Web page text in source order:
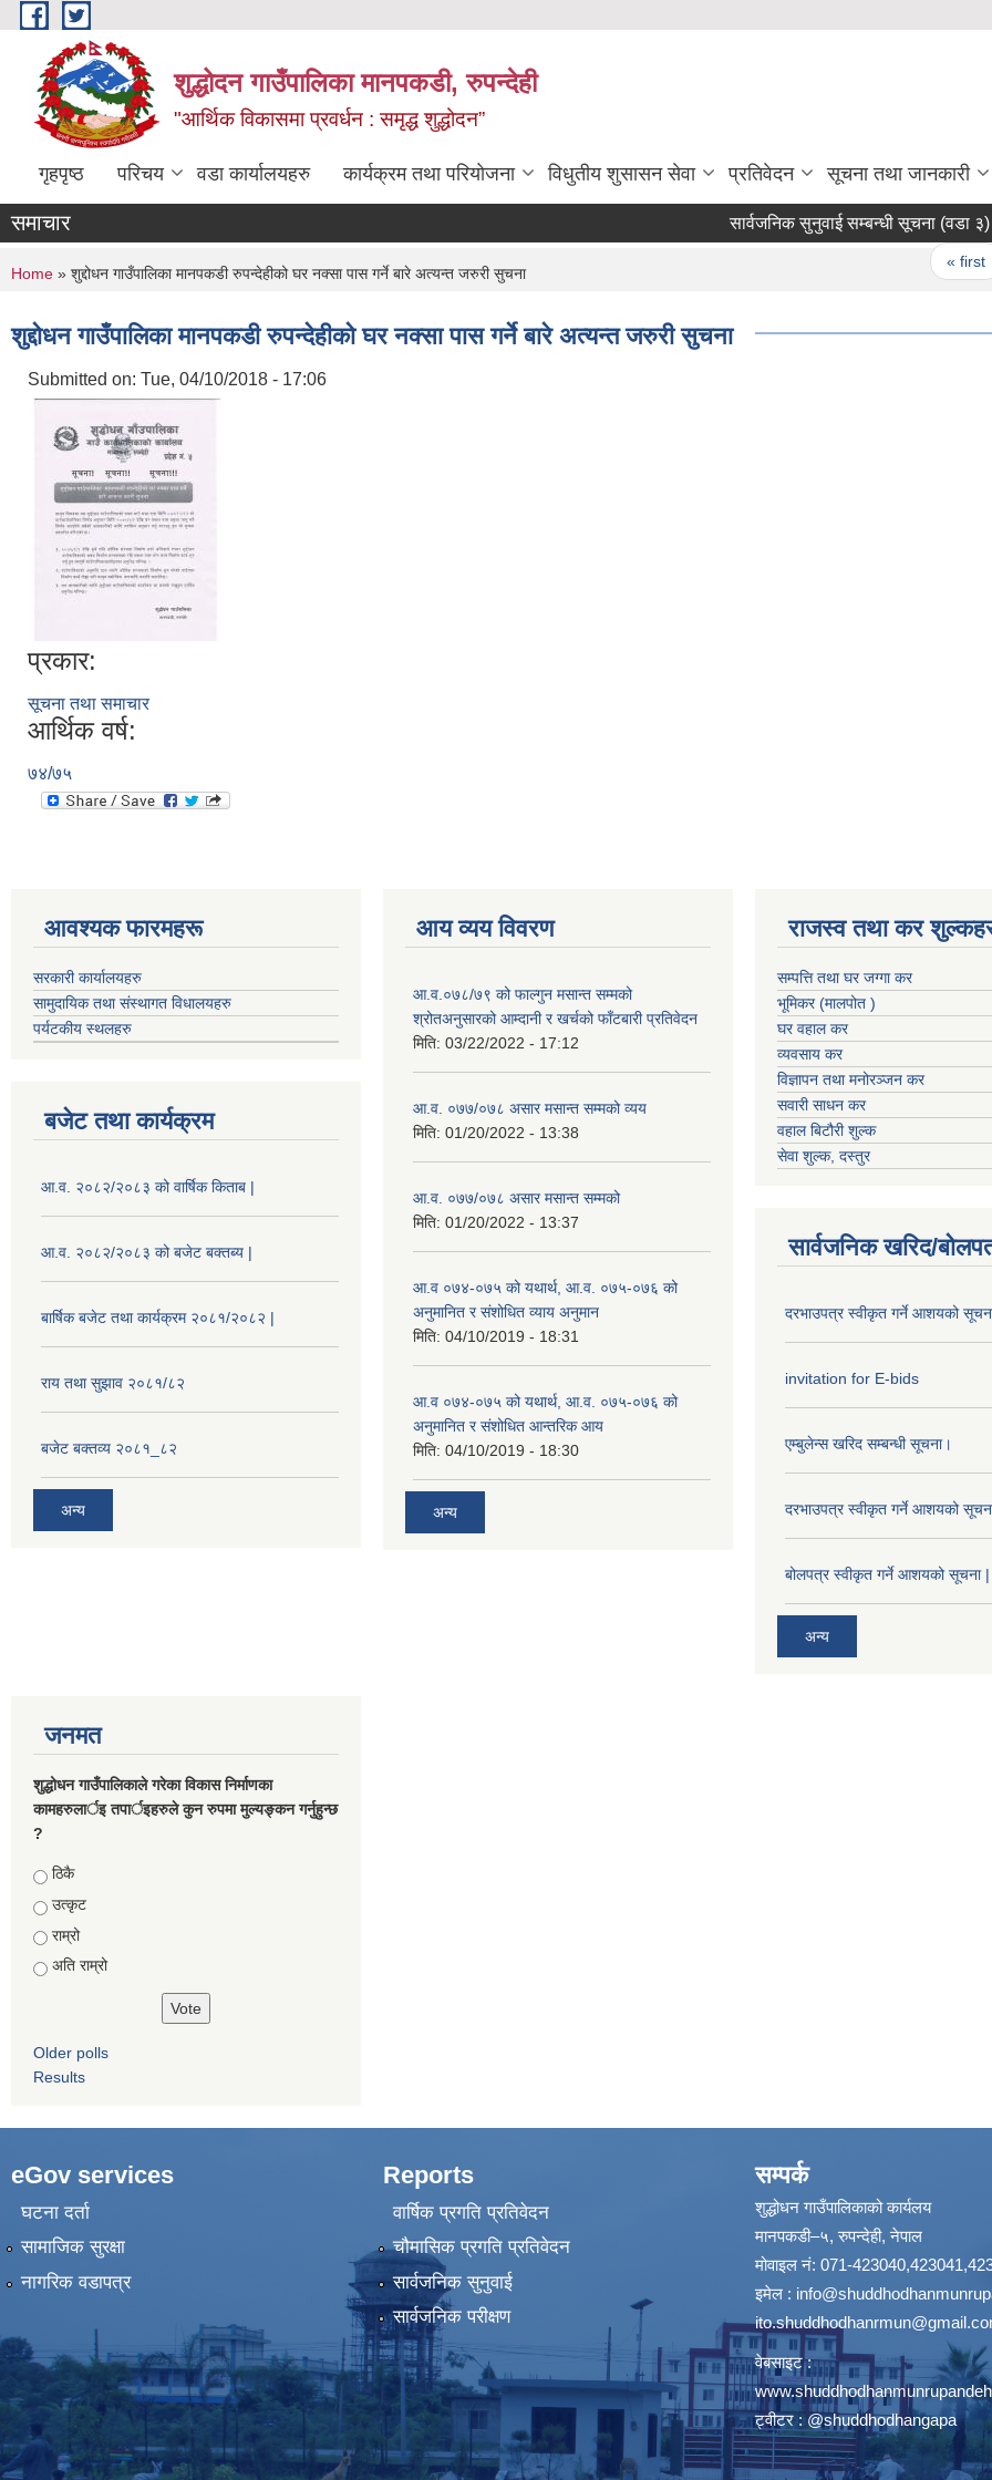
Skip to main content
शुद्धोदन गाउँपालिका मानपकडी, रुपन्देही
"आर्थिक विकासमा प्रवर्धन : समृद्ध शुद्धोदन”
गृहपृष्ठ परिचय वडा कार्यालयहरु कार्यक्रम तथा परियोजना विधुतीय शुसासन सेवा प्रतिवेदन सूचना तथा जानकारी
समाचार सार्वजनिक सुनुवाई सम्बन्धी सूचना (वडा ३)
You are here
Home » शुद्दोधन गाउँपालिका मानपकडी रुपन्देहीको घर नक्सा पास गर्ने बारे अत्यन्त जरुरी सुचना
शुद्दोधन गाउँपालिका मानपकडी रुपन्देहीको घर नक्सा पास गर्ने बारे अत्यन्त जरुरी सुचना
Submitted on: Tue, 04/10/2018 - 17:06
प्रकार:
सूचना तथा समाचार
आर्थिक वर्ष:
७४/७५
आवश्यक फारमहरू
सरकारी कार्यालयहरु
सामुदायिक तथा संस्थागत विधालयहरु
पर्यटकीय स्थलहरु
बजेट तथा कार्यक्रम
आ.व. २०८२/२०८३ को वार्षिक किताब |
आ.व. २०८२/२०८३ को बजेट बक्तब्य |
बार्षिक बजेट तथा कार्यक्रम २०८१/२०८२ |
राय तथा सुझाव २०८१/८२
बजेट बक्तव्य २०८१_८२
अन्य
आय व्यय विवरण
आ.व.०७८/७९ को फाल्गुन मसान्त सम्मको
श्रोतअनुसारको आम्दानी र खर्चको फाँटबारी प्रतिवेदन
मिति: 03/22/2022 - 17:12
आ.व. ०७७/०७८ असार मसान्त सम्मको व्यय
मिति: 01/20/2022 - 13:38
आ.व. ०७७/०७८ असार मसान्त सम्मको
मिति: 01/20/2022 - 13:37
आ.व ०७४-०७५ को यथार्थ, आ.व. ०७५-०७६ को
अनुमानित र संशोधित व्याय अनुमान
मिति: 04/10/2019 - 18:31
आ.व ०७४-०७५ को यथार्थ, आ.व. ०७५-०७६ को
अनुमानित र संशोधित आन्तरिक आय
मिति: 04/10/2019 - 18:30
अन्य
राजस्व तथा कर
सम्पत्ति तथा घर जग्गा कर
भूमिकर (मालपोत )
घर वहाल कर
व्यवसाय कर
विज्ञापन तथा मनोरञ्जन कर
सवारी साधन कर
वहाल बिटौरी शुल्क
सेवा शुल्क, दस्तुर
सार्वजनिक खरिद/
दरभाउपत्र स्वीकृत गर्ने आशयको
invitation for E-bids
एम्बुलेन्स खरिद सम्बन्धी सूचना।
दरभाउपत्र स्वीकृत गर्ने आशयको
बोलपत्र स्वीकृत गर्ने आशयको सूचना |
अन्य
जनमत
शुद्धोधन गाउँपालिकाले गरेका विकास निर्माणका
कामहरुलार्इ तपार्इहरुले कुन रुपमा मुल्यङ्कन गर्नुहुन्छ
?
Choices
ठिकै
उत्कृट
राम्रो
अति राम्रो
Older polls
Results
eGov services
घटना दर्ता
सामाजिक सुरक्षा
नागरिक वडापत्र
Reports
वार्षिक प्रगति प्रतिवेदन
चौमासिक प्रगति प्रतिवेदन
सार्वजनिक सुनुवाई
सार्वजनिक परीक्षण
सम्पर्क
शुद्धोधन गाउँपालिकाको कार्यलय
मानपकडी–५, रुपन्देही, नेपाल
मोवाइल नं: 071-
इमेल :
वेबसाइट :
ट्वीटर : @shuddhodhangapa